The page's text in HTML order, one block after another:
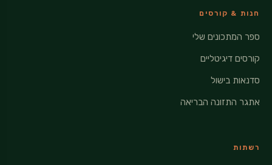
חנות & קורסים
ספר המתכונים שלי
קורסים דיגיטליים
סדנאות בישול
אתגר התזונה הבריאה
רשתות